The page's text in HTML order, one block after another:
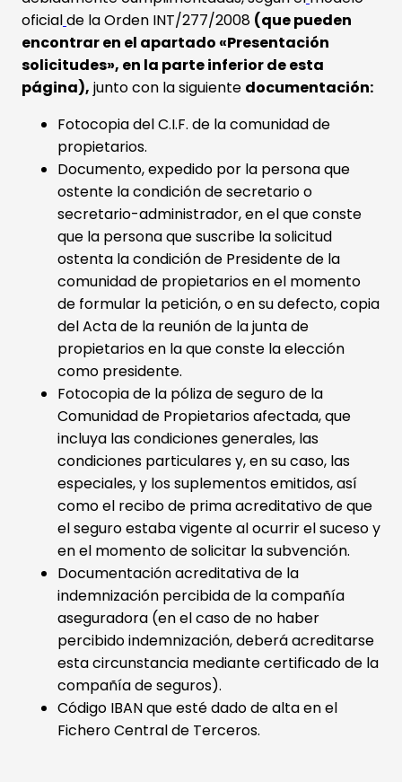
oficialde la Orden INT/277/2008 (que pueden
encontrar en el apartado «Presentación
solicitudes», en la parte inferior de esta
página), junto con la siguiente documentación:
Fotocopia del C.I.F. de la comunidad de
propietarios.
Documento, expedido por la persona que
ostente la condición de secretario o
secretario-administrador, en el que conste
que la persona que suscribe la solicitud
ostenta la condición de Presidente de la
comunidad de propietarios en el momento
de formular la petición, o en su defecto, copia
del Acta de la reunión de la junta de
propietarios en la que conste la elección
como presidente.
Fotocopia de la póliza de seguro de la
Comunidad de Propietarios afectada, que
incluya las condiciones generales, las
condiciones particulares y, en su caso, las
especiales, y los suplementos emitidos, así
como el recibo de prima acreditativo de que
el seguro estaba vigente al ocurrir el suceso y
en el momento de solicitar la subvención.
Documentación acreditativa de la
indemnización percibida de la compañía
aseguradora (en el caso de no haber
percibido indemnización, deberá acreditarse
esta circunstancia mediante certificado de la
compañía de seguros).
Código IBAN que esté dado de alta en el
Fichero Central de Terceros.